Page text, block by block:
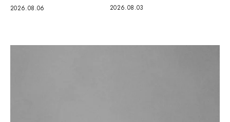
2026.08.06 2026.08.03